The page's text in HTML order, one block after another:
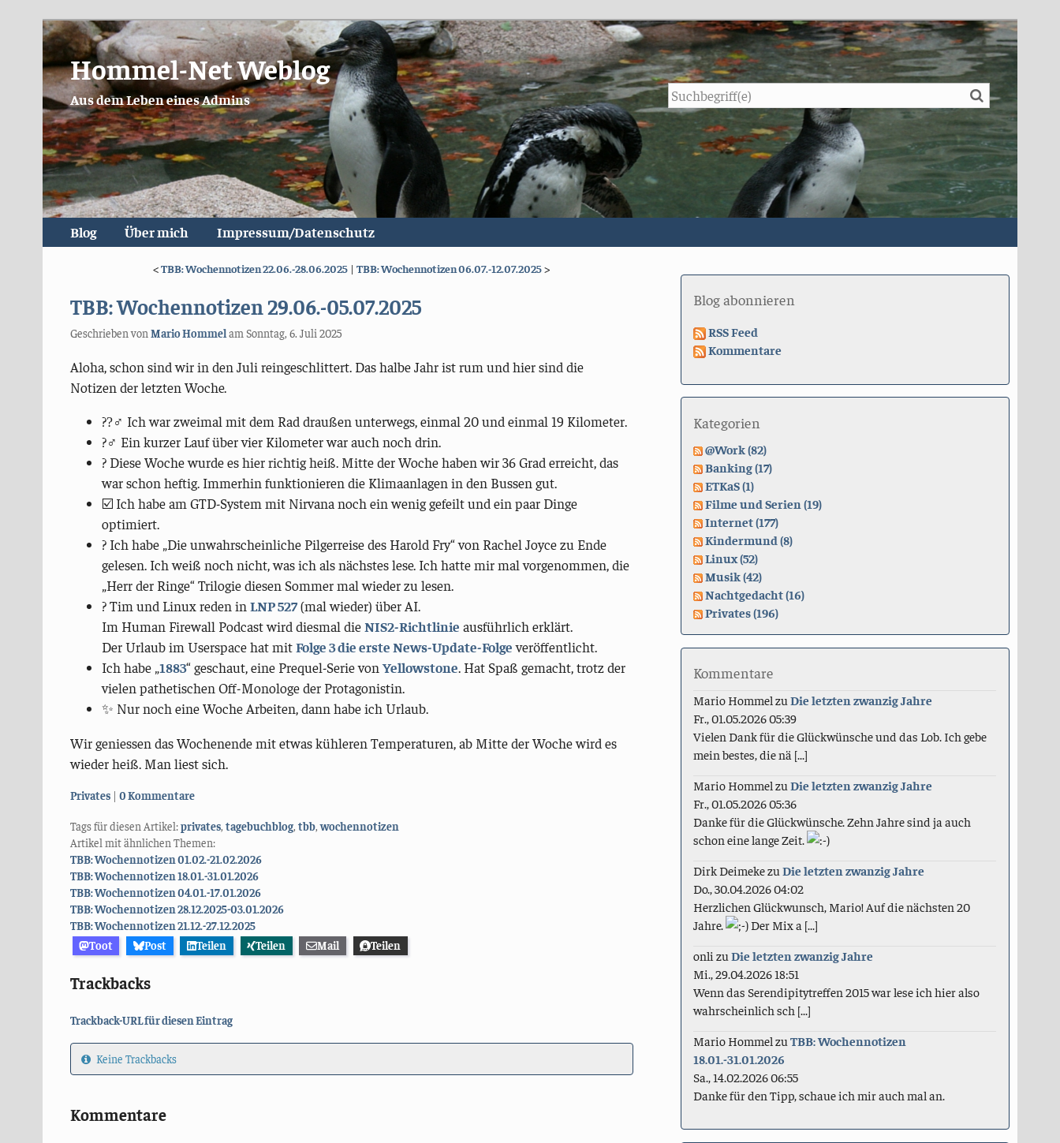
Hommel-Net Weblog
Aus dem Leben eines Admins Suche
Blog Über mich Impressum/Datenschutz
<TBB: Wochennotizen 22.06.-28.06.2025 | TBB: Wochennotizen 06.07.-12.07.2025>
TBB: Wochennotizen 29.06.-05.07.2025
Geschrieben von Mario Hommelam Sonntag, 6. Juli 2025
Aloha, schon sind wir in den Juli reingeschlittert. Das halbe Jahr ist rum und hier sind die
Notizen der letzten Woche.
??‍♂ Ich war zweimal mit dem Rad draußen unterwegs, einmal 20 und einmal 19 Kilometer.
?‍♂️ Ein kurzer Lauf über vier Kilometer war auch noch drin.
? Diese Woche wurde es hier richtig heiß. Mitte der Woche haben wir 36 Grad erreicht, das
war schon heftig. Immerhin funktionieren die Klimaanlagen in den Bussen gut.
☑️ Ich habe am GTD-System mit Nirvana noch ein wenig gefeilt und ein paar Dinge
optimiert.
? Ich habe „Die unwahrscheinliche Pilgerreise des Harold Fry“ von Rachel Joyce zu Ende
gelesen. Ich weiß noch nicht, was ich als nächstes lese. Ich hatte mir mal vorgenommen, die
„Herr der Ringe“ Trilogie diesen Sommer mal wieder zu lesen.
? Tim und Linux reden in LNP 527(mal wieder) über AI.
Im Human Firewall Podcast wird diesmal dieNIS2-Richtlinie ausführlich erklärt.
Der Urlaub im Userspace hat mitFolge 3 die erste News-Update-Folgeveröffentlicht.
Ich habe „1883“ geschaut, eine Prequel-Serie vonYellowstone. Hat Spaß gemacht, trotz der
vielen pathetischen Off-Monologe der Protagonistin.
✨ Nur noch eine Woche Arbeiten, dann habe ich Urlaub.
Wir geniessen das Wochenende mit etwas kühleren Temperaturen, ab Mitte der Woche wird es
wieder heiß. Man liest sich.
Kategorien:
Privates 0 Kommentare
Tags für diesen Artikel:privates, tagebuchblog, tbb,wochennotizen
Artikel mit ähnlichen Themen:
TBB: Wochennotizen 01.02.-21.02.2026
TBB: Wochennotizen 18.01.-31.01.2026
TBB: Wochennotizen 04.01.-17.01.2026
TBB: Wochennotizen 28.12.2025-03.01.2026
TBB: Wochennotizen 21.12.-27.12.2025
Toot
Post Teilen Teilen Mail Teilen
Trackbacks
Trackback-URL für diesen Eintrag
Keine Trackbacks
Kommentare
Blog abonnieren
RSS Feed
Kommentare
Kategorien
@Work (82)
Banking (17)
ETKaS (1)
Filme und Serien (19)
Internet (177)
Kindermund (8)
Linux (52)
Musik (42)
Nachtgedacht (16)
Privates (196)
Kommentare
Mario Hommel zuDie letzten zwanzig Jahre
Fr., 01.05.2026 05:39
Vielen Dank für die Glückwünsche und das Lob. Ich gebe
mein bestes, die nä [...]
Mario Hommel zuDie letzten zwanzig Jahre
Fr., 01.05.2026 05:36
Danke für die Glückwünsche. Zehn Jahre sind ja auch
schon eine lange Zeit.
Dirk DeimekezuDie letzten zwanzig Jahre
Do., 30.04.2026 04:02
Herzlichen Glückwunsch, Mario! Auf die nächsten 20
Jahre.
Der Mix a [...]
onli zuDie letzten zwanzig Jahre
Mi., 29.04.2026 18:51
Wenn das Serendipitytreffen 2015 war lese ich hier also
wahrscheinlich sch [...]
Mario Hommel zuTBB: Wochennotizen
18.01.-31.01.2026
Sa., 14.02.2026 06:55
Danke für den Tipp, schaue ich mir auch mal an.